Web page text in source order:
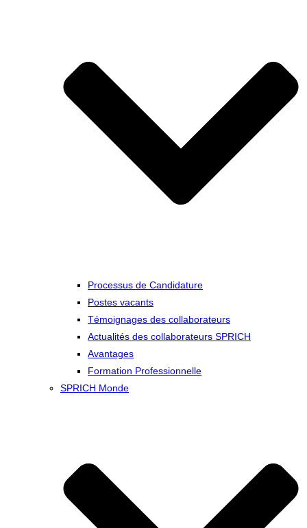
Processus de Candidature
Postes vacants
Témoignages des collaborateurs
Actualités des collaborateurs SPRICH
Avantages
Formation Professionnelle
SPRICH Monde